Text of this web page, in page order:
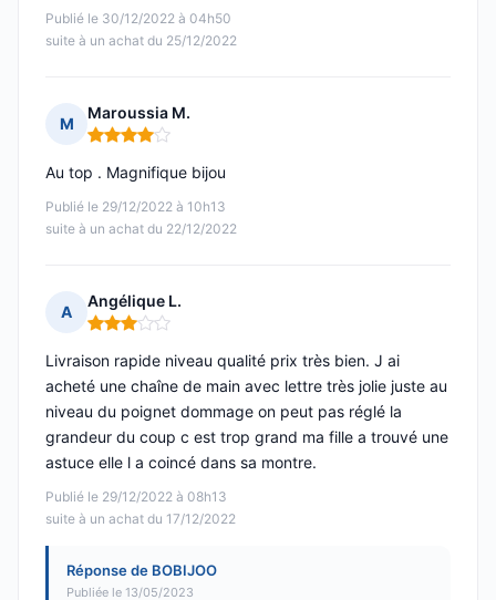
Publié le 30/12/2022 à 04h50
suite à un achat du 25/12/2022
M
Maroussia M.
Note : 4 sur 5
Publié le 29/12/2022 à 10h13
suite à un achat du 22/12/2022
Au top . Magnifique bijou
A
Angélique L.
Note : 3 sur 5
Publié le 29/12/2022 à 08h13
suite à un achat du 17/12/2022
Livraison rapide niveau qualité prix très bien. J ai
acheté une chaîne de main avec lettre très jolie juste au
niveau du poignet dommage on peut pas réglé la
grandeur du coup c est trop grand ma fille a trouvé une
astuce elle l a coincé dans sa montre.
Réponse de BOBIJOO
Publiée le 13/05/2023